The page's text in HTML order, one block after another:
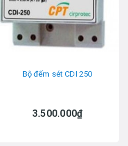
Bộ đếm sét CDI 250
3.500.000₫